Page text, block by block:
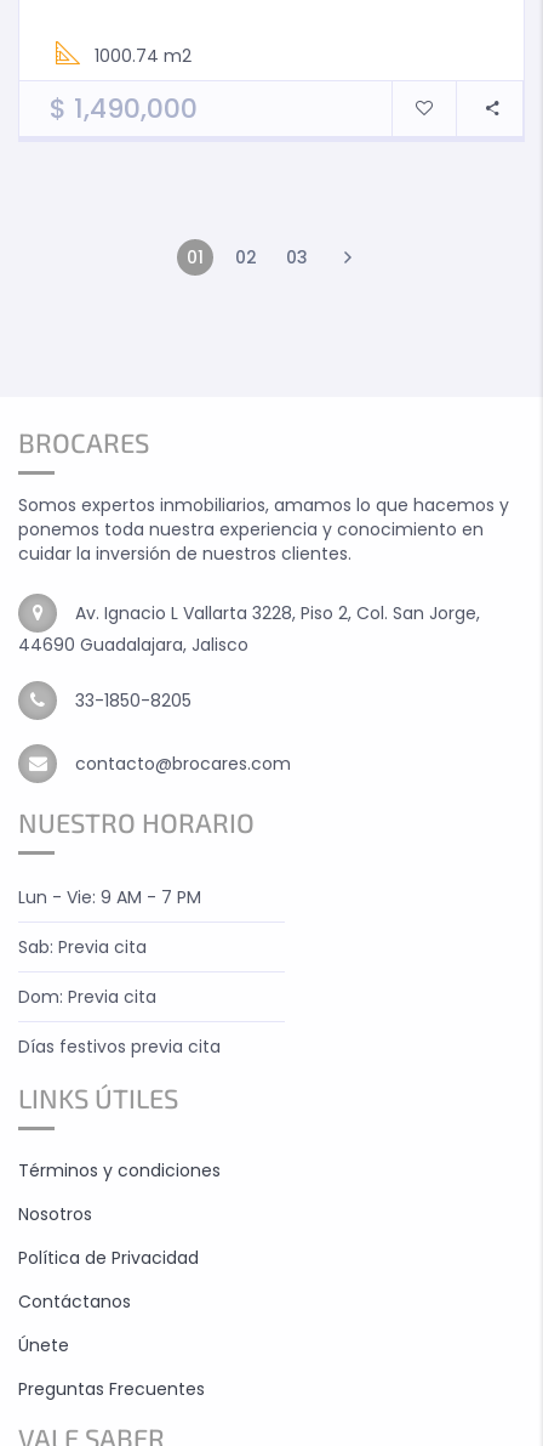
1000.74 m2
$ 1,490,000
01 02 03
BROCARES
Somos expertos inmobiliarios, amamos lo que hacemos y
ponemos toda nuestra experiencia y conocimiento en
cuidar la inversión de nuestros clientes.
Av. Ignacio L Vallarta 3228, Piso 2, Col. San Jorge,
44690 Guadalajara, Jalisco
33-1850-8205
contacto@brocares.com
NUESTRO HORARIO
Lun - Vie: 9 AM - 7 PM
Sab: Previa cita
Dom: Previa cita
Días festivos previa cita
LINKS ÚTILES
Términos y condiciones
Nosotros
Política de Privacidad
Contáctanos
Únete
Preguntas Frecuentes
VALE SABER